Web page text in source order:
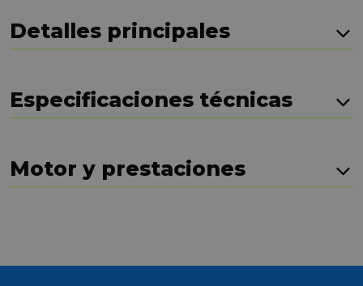
Detalles principales
Especificaciones técnicas
Motor y prestaciones